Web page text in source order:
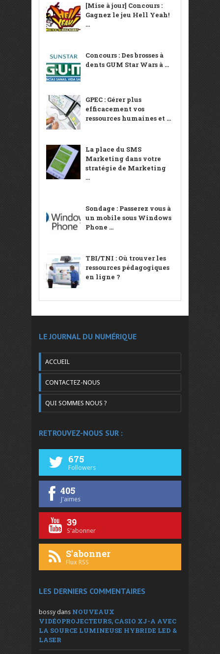
[Mise à jour] Concours :
Gagnez le jeu Hell Yeah!
...
Concours : Des brosses à
dents GUM Star Wars à ...
GPEC : Gérer plus
efficacement vos
ressources humaines et ...
La place du SMS
Marketing dans votre
stratégie de Marketing
...
Sondage : Passerez vous à
un mobile sous Windows
Phone ...
TBI/TNI : Où trouver les
ressources pédagogiques
en ligne ?
LE JOURNAL DU NUMÉRIQUE
ACCUEIL
CONTACTEZ-NOUS
QUI SOMMES NOUS ?
RETROUVEZ-NOUS SUR :
675
Followers
405
J'aimes
39
S'abonner
S'abonner
Flux RSS
LES DERNIERS COMMENTAIRES
bossy dans NOUVEAUX
VIDÉOPROJECTEURS, CASIO XJ-A AVEC
LA SOURCE LUMINEUSE HYBRIDE LED &
LASER